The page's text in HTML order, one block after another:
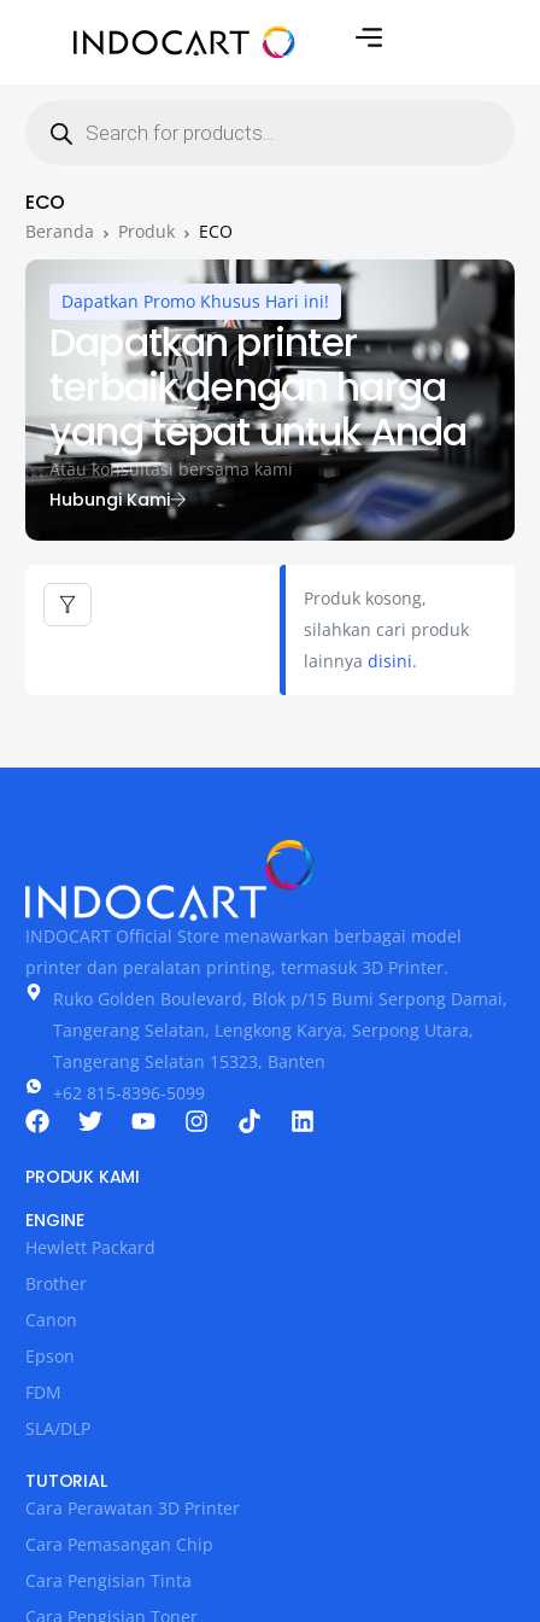
ECO
Beranda Produk ECO
Dapatkan Promo Khusus Hari ini!
Dapatkan printer
terbaik dengan harga
yang tepat untuk Anda
Atau konsultasi bersama kami
Hubungi Kami
Produk kosong,
silahkan cari produk
lainnya disini.
INDOCART Official Store menawarkan berbagai model
printer dan peralatan printing, termasuk 3D Printer.
Ruko Golden Boulevard, Blok p/15 Bumi Serpong Damai,
Tangerang Selatan, Lengkong Karya, Serpong Utara,
Tangerang Selatan 15323, Banten
+62 815-8396-5099
PRODUK KAMI
ENGINE
Hewlett Packard
Brother
Canon
Epson
FDM
SLA/DLP
TUTORIAL
Cara Perawatan 3D Printer
Cara Pemasangan Chip
Cara Pengisian Tinta
Cara Pengisian Toner